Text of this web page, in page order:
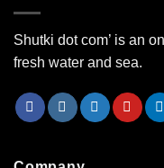
Shutki dot com’ is an
fresh water and sea.